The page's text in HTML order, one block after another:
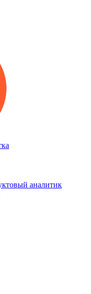
аналитик